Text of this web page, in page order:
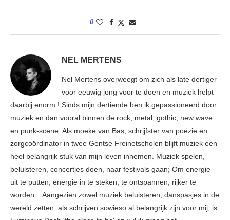
0
NEL MERTENS
Nel Mertens overweegt om zich als late dertiger
voor eeuwig jong voor te doen en muziek helpt
daarbij enorm ! Sinds mijn dertiende ben ik gepassioneerd door
muziek en dan vooral binnen de rock, metal, gothic, new wave
en punk-scene. Als moeke van Bas, schrijfster van poëzie en
zorgcoördinator in twee Gentse Freinetscholen blijft muziek een
heel belangrijk stuk van mijn leven innemen. Muziek spelen,
beluisteren, concertjes doen, naar festivals gaan; Om energie
uit te putten, energie in te steken, te ontspannen, rijker te
worden... Aangezien zowel muziek beluisteren, danspasjes in de
wereld zetten, als schrijven sowieso al belangrijk zijn voor mij, is